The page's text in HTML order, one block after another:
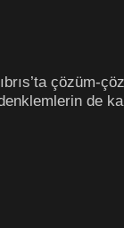
çözüm-
de